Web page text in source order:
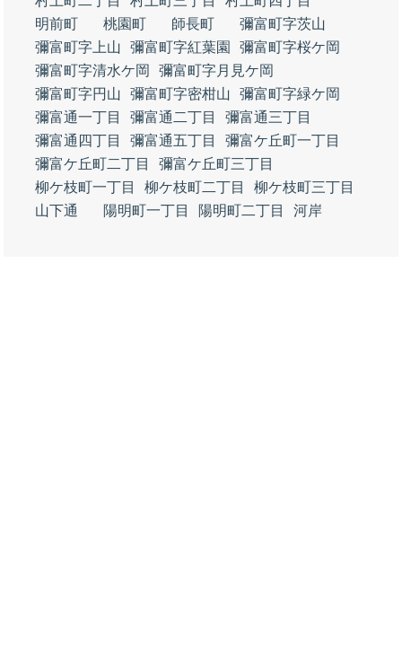
明前町
桃園町 師長町
彌富町字茨山
彌富町字上山
彌富町字紅葉園
彌富町字桜ケ岡
彌富町字清水ケ岡
彌富町字月見ケ岡
彌富町字円山
彌富町字密柑山
彌富町字緑ケ岡
彌富通一丁目
彌富通二丁目
彌富通三丁目
彌富通四丁目
彌富通五丁目
彌富ケ丘町一丁目
彌富ケ丘町二丁目
彌富ケ丘町三丁目
柳ケ枝町一丁目
柳ケ枝町二丁目
柳ケ枝町三丁目
山下通
陽明町一丁目 陽明町二丁目 河岸